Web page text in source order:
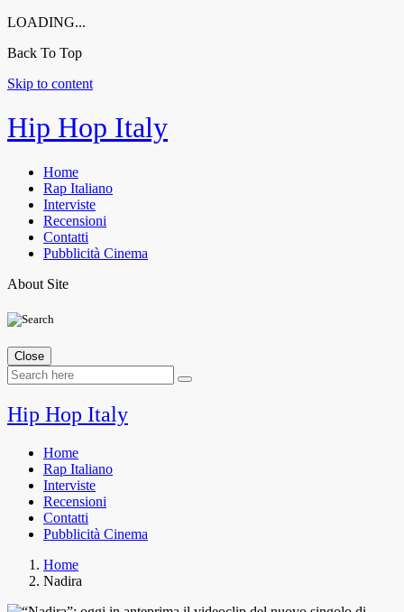
LOADING...
Back To Top
Skip to content
Hip Hop Italy
Home
Rap Italiano
Interviste
Recensioni
Contatti
Pubblicità Cinema
About Site
Close
Hip Hop Italy
Home
Rap Italiano
Interviste
Recensioni
Contatti
Pubblicità Cinema
Home
Nadira